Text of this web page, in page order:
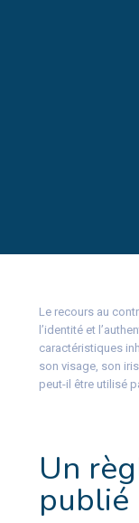
Le recours au
l’identité et
caractéristiques
son visage, son
peut-il être utilisé
Un
publié